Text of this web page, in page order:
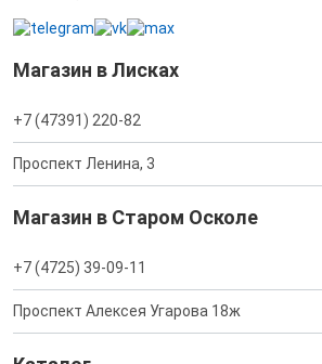
Магазин в Лисках
+7 (47391) 220-82
Проспект Ленина, 3
Магазин в Старом Осколе
+7 (4725) 39-09-11
Проспект Алексея Угарова 18ж